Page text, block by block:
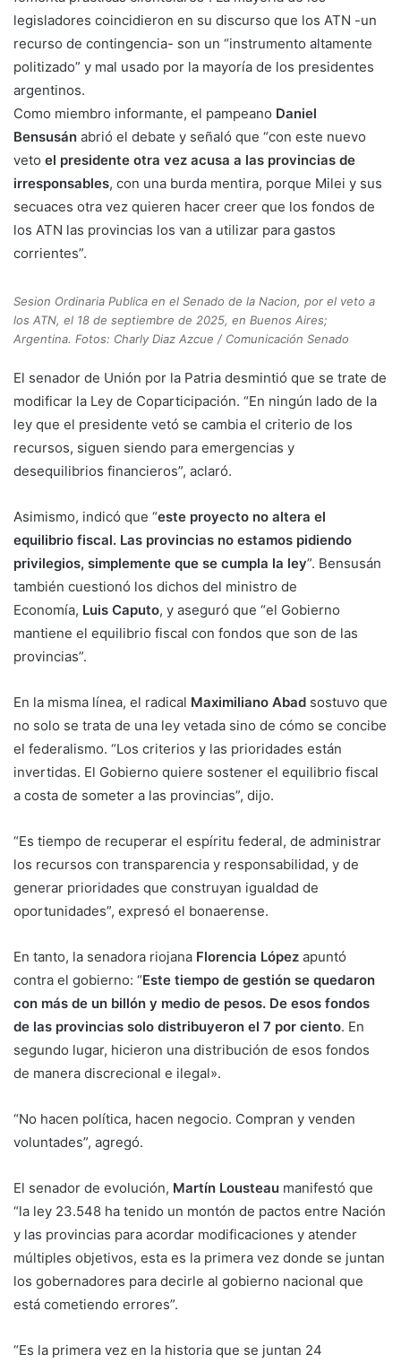
legisladores coincidieron en su discurso que los ATN -un
recurso de contingencia- son un “instrumento altamente
politizado” y mal usado por la mayoría de los presidentes
argentinos.
Como miembro informante, el pampeano Daniel
Bensusán abrió el debate y señaló que “con este nuevo
veto el presidente otra vez acusa a las provincias de
irresponsables, con una burda mentira, porque Milei y sus
secuaces otra vez quieren hacer creer que los fondos de
los ATN las provincias los van a utilizar para gastos
corrientes”.
Sesion Ordinaria Publica en el Senado de la Nacion, por el veto a
los ATN, el 18 de septiembre de 2025, en Buenos Aires;
Argentina. Fotos: Charly Diaz Azcue / Comunicación Senado
El senador de Unión por la Patria desmintió que se trate de
modificar la Ley de Coparticipación. “En ningún lado de la
ley que el presidente vetó se cambia el criterio de los
recursos, siguen siendo para emergencias y
desequilibrios financieros”, aclaró.
Asimismo, indicó que “este proyecto no altera el
equilibrio fiscal. Las provincias no estamos pidiendo
privilegios, simplemente que se cumpla la ley”. Bensusán
también cuestionó los dichos del ministro de
Economía, Luis Caputo, y aseguró que “el Gobierno
mantiene el equilibrio fiscal con fondos que son de las
provincias”.
En la misma línea, el radical Maximiliano Abad sostuvo que
no solo se trata de una ley vetada sino de cómo se concibe
el federalismo. “Los criterios y las prioridades están
invertidas. El Gobierno quiere sostener el equilibrio fiscal
a costa de someter a las provincias”, dijo.
“Es tiempo de recuperar el espíritu federal, de administrar
los recursos con transparencia y responsabilidad, y de
generar prioridades que construyan igualdad de
oportunidades”, expresó el bonaerense.
En tanto, la senadora riojana Florencia López apuntó
contra el gobierno: “Este tiempo de gestión se quedaron
con más de un billón y medio de pesos. De esos fondos
de las provincias solo distribuyeron el 7 por ciento. En
segundo lugar, hicieron una distribución de esos fondos
de manera discrecional e ilegal».
“No hacen política, hacen negocio. Compran y venden
voluntades”, agregó.
El senador de evolución, Martín Lousteau manifestó que
“la ley 23.548 ha tenido un montón de pactos entre Nación
y las provincias para acordar modificaciones y atender
múltiples objetivos, esta es la primera vez donde se juntan
los gobernadores para decirle al gobierno nacional que
está cometiendo errores”.
“Es la primera vez en la historia que se juntan 24